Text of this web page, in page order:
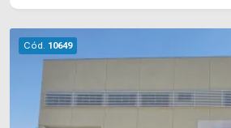
equipe da Arbix Imóveis e
WhatsApp e Telefone: (19) 3475-4546
Cód. 10649